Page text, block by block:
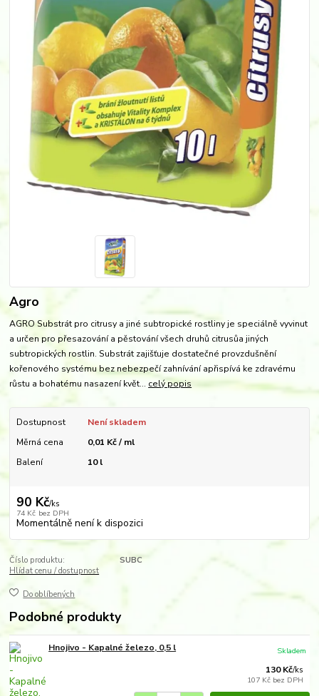
Agro
AGRO Substrát pro citrusy a jiné subtropické rostliny je speciálně vyvinut
a určen pro přesazování a pěstování všech druhů citrusůa jiných
subtropických rostlin. Substrát zajišťuje dostatečné provzdušnění
kořenového systému bez nebezpečí zahnívání apřispívá ke zdravému
růstu a bohatému nasazení květ... celý popis
Dostupnost
Není skladem
Měrná cena
0,01 Kč / ml
Balení
10 l
90 Kč/ks
74 Kč bez DPH
Momentálně není k dispozici
Číslo produktu:
SUBC
Hlídat cenu / dostupnost
Do oblíbených
Podobné produkty
Hnojivo - Kapalné železo, 0,5 l
130 Kč/ks
107 Kč bez DPH
Skladem